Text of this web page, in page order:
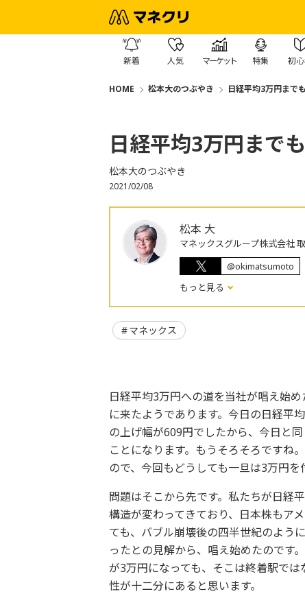
新着 人気 マーケット 特集 初
HOME 松本大のつぶやき 日経平均3万円まで
日経平均3万円まで
松本大のつぶやき
2021/02/08
松本 大
マネックスグループ株式会社
@okimatsumoto
もっと見る
マネックス
日経平均3万円への道を当社が唱え始
に来たようであります。今日の日経平
の上げ幅が609円でしたから、今日と
ことになります。もうそろそろですね
ので、今回もどうしても一旦は3万円を
問題はそこから先です。私たちが日経
構造が変わってきており、日本株もア
ても、バブル崩壊後の四半世紀のよう
ったとの見解から、唱え始めたのです
が3万円になっても、そこは終着駅で
性が十二分にあると思います。